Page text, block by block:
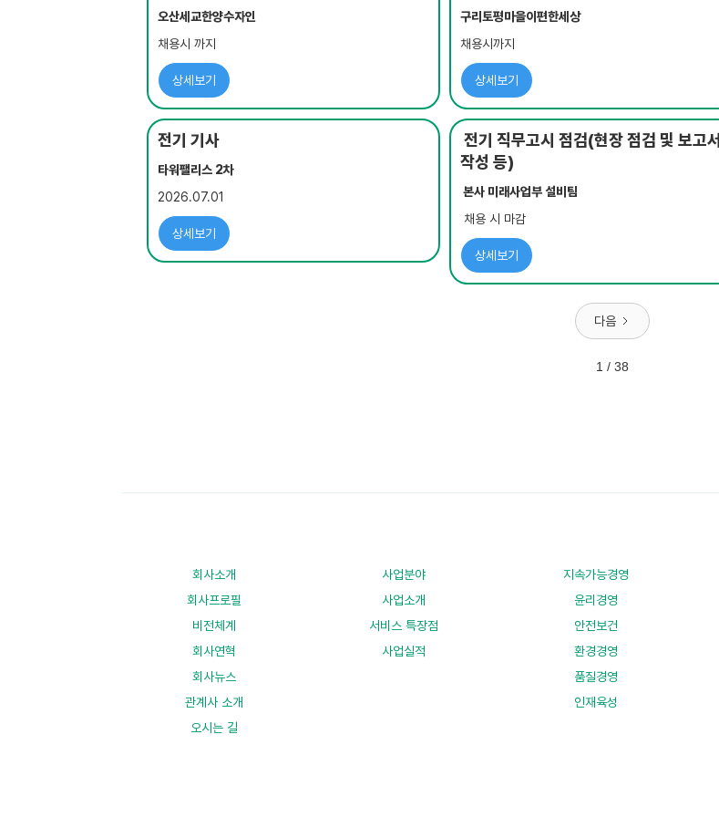
오산세교한양수자인
채용시 까지
상세보기
구리토평마을이편한세상
채용시까지
상세보기
전기 기사
타워팰리스 2차
2026.07.01
상세보기
전기 직무고시 점검(현장 점검 및 보고서
작성 등)
본사 미래사업부 설비팀
채용 시 마감
상세보기
다음
1 / 38
회사소개
회사프로필
비전체계
회사연혁
회사뉴스
관계사 소개
오시는 길
사업분야
사업소개
서비스 특장점
사업실적
지속가능경영
윤리경영
안전보건
환경경영
품질경영
인재육성